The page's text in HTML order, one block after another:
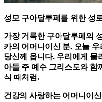
성모 구아달루페를 위한 성
가장 거룩한 구아달루페의
카의 어머니이신 분. 오늘
당신께 옵니다. 우리에게 물
아들 주 예수 그리스도와 함
식 때처럼.
건강의 사랑하는 어머니이